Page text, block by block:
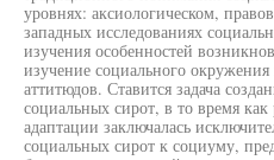
уровнях: аксиологическом,
западных исследованиях
изучения особенностей
изучение социального
аттитюдов. Ставится задача
социальных сирот, в то время как
адаптации заключалась
социальных сирот к социуму,